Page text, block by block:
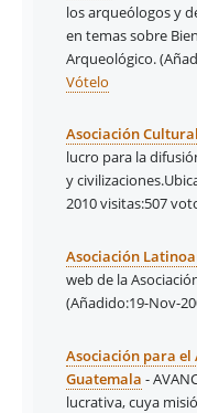
los arqueólogos y
en temas sobre
Arqueológico.
Vótelo
Asociación
lucro para la
y
2010 visitas:507
Asociación
web de la
(Añadido:19-Nov-
Asociación para el
Guatemala -
lucrativa, cuya